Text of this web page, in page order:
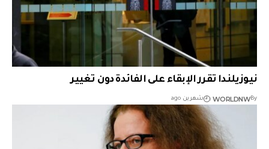
نيوزيلندا تقرر الإبقاء على الفائدة دون تغيير
By
WORLDNW شهرين ago